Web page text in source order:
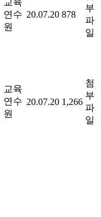
교육
연수
원
20.07.20 878
부
파
일
교육
연수
원
20.07.20 1,266
첨
부
파
일